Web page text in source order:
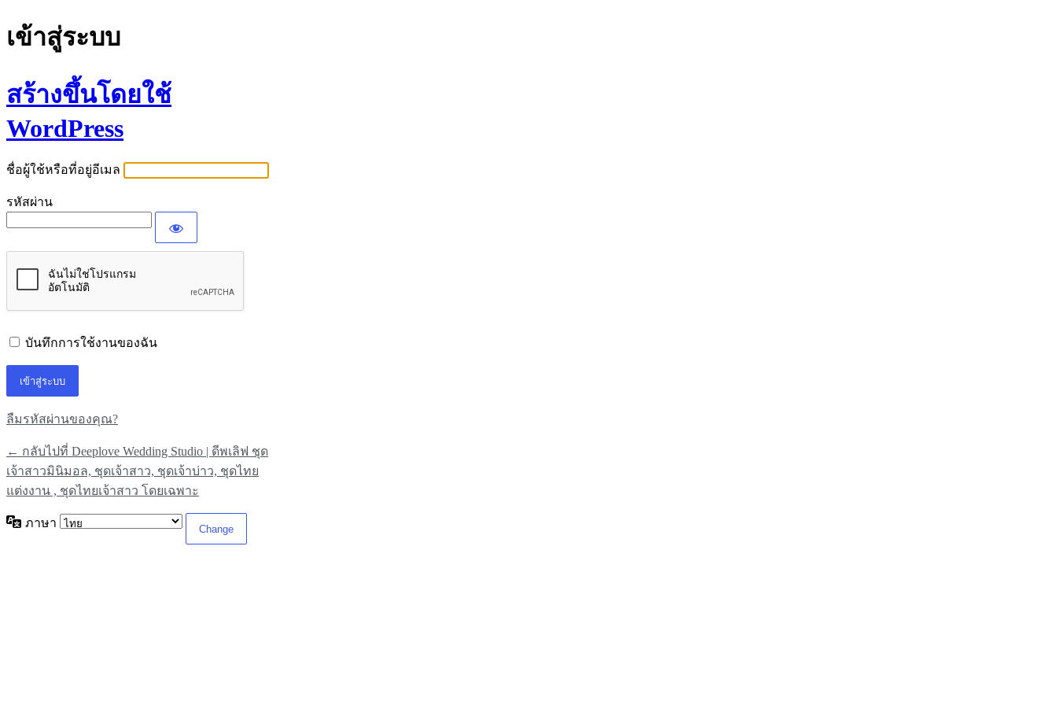
เข้าสู่ระบบ
สร้างขึ้นโดยใช้
WordPress
ชื่อผู้ใช้หรือที่อยู่อีเมล
รหัสผ่าน
บันทึกการใช้งานของฉัน
ลืมรหัสผ่านของคุณ?
← กลับไปที่ Deeplove Wedding Studio | ดีพเลิฟ ชุด
เจ้าสาวมินิมอล, ชุดเจ้าสาว, ชุดเจ้าบ่าว, ชุดไทย
แต่งงาน , ชุดไทยเจ้าสาว โดยเฉพาะ
ภาษา